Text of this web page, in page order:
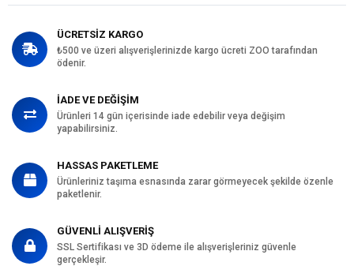
ÜCRETSİZ KARGO
₺500 ve üzeri alışverişlerinizde kargo ücreti ZOO tarafından
ödenir.
İADE VE DEĞİŞİM
Ürünleri 14 gün içerisinde iade edebilir veya değişim
yapabilirsiniz.
HASSAS PAKETLEME
Ürünleriniz taşıma esnasında zarar görmeyecek şekilde özenle
paketlenir.
GÜVENLİ ALIŞVERİŞ
SSL Sertifikası ve 3D ödeme ile alışverişleriniz güvenle
gerçekleşir.